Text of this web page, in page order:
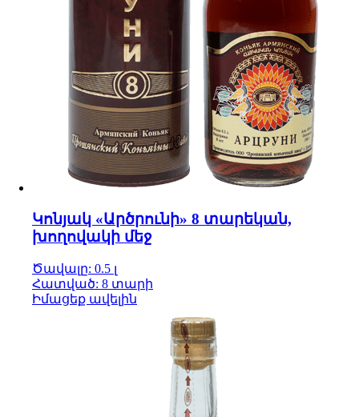
Կոնյակ «Արծրունի» 8 տարեկան,
խողովակի մեջ
Ծավալը: 0.5 լ
Հատված: 8 տարի
Իմացեք ավելին